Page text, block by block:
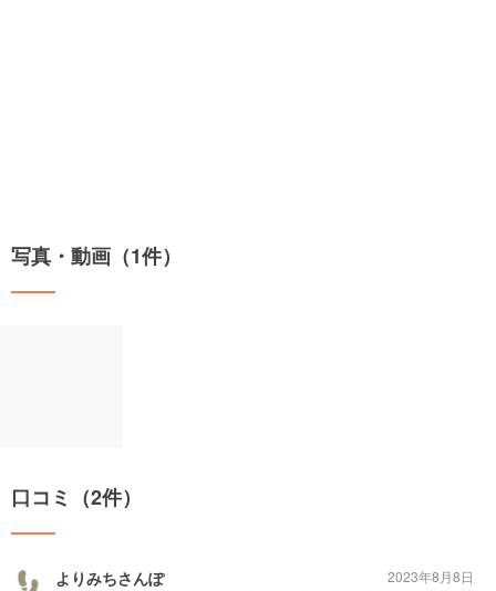
写真・動画（1件）
口コミ（2件）
よりみちさんぽ
2023年8月8日